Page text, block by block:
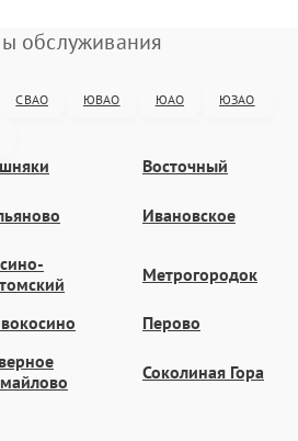
обслуживания
СВАО ЮВАО ЮАО ЮЗАО
Восточный
Ивановское
Метрогородок
Перово
Соколиная Гора